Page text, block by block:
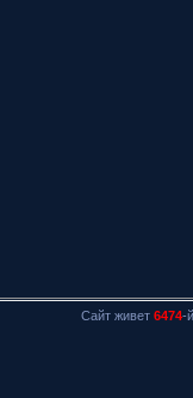
Сайт живет 6474-